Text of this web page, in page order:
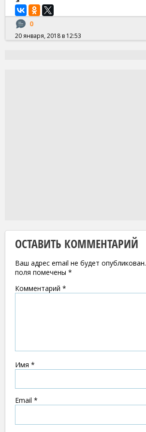
0
20 января, 2018 в 12:53
ОСТАВИТЬ КОММЕНТАРИЙ
Ваш адрес email не будет опубликован.
поля помечены *
Комментарий *
Имя *
Email *